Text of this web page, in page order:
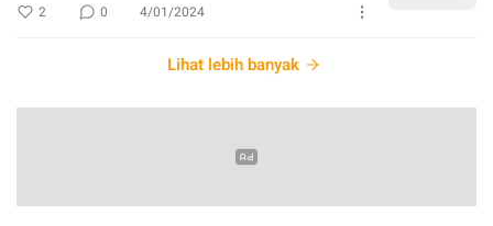
2 0 4/01/2024
Lihat lebih banyak